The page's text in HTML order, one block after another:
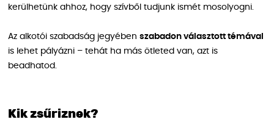
kerülhetünk ahhoz, hogy szívből tudjunk ismét mosolyogni.
Az alkotói szabadság jegyében szabadon választott témával
is lehet pályázni – tehát ha más ötleted van, azt is
beadhatod.
Kik zsűriznek?